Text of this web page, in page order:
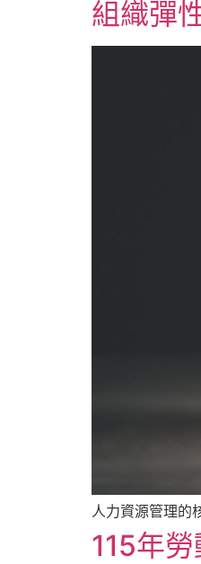
組織彈
人力資源管理的
115年